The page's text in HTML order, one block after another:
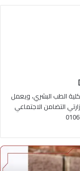
الطب البشري، ويعمل
التضامن الاجتماعي